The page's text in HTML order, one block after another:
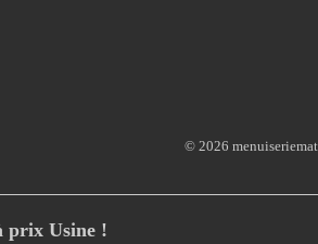
© 2026
prix Usine !